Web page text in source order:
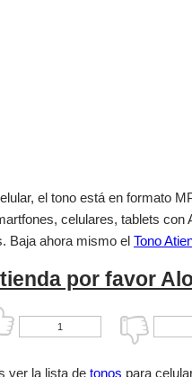
el tono está en formato
celulares, tablets con
Baja ahora mismo el Tono
por favor
1
ver la lista de tonos para